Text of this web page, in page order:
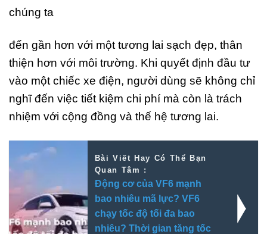
chúng ta
đến gần hơn với một tương lai sạch đẹp, thân
thiện hơn với môi trường. Khi quyết định đầu tư
vào một chiếc xe điện, người dùng sẽ không chỉ
nghĩ đến việc tiết kiệm chi phí mà còn là trách
nhiệm với cộng đồng và thế hệ tương lai.
Bài Viết Hay Có Thể Bạn
Quan Tâm :
Động cơ của VF6 mạnh
bao nhiêu mã lực? VF6
chạy tốc độ tối đa bao
nhiêu? Thời gian tăng tốc